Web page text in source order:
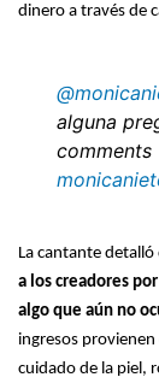
dinero a través de
alguna
comments
La cantante detalló
a los creadores
algo que aún no
ingresos
cuidado de la piel,